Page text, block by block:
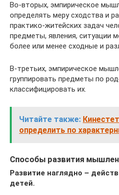
Во-вторых, эмпирическое
определять меру сходства и
практико-житейских задач
предметы, явления, ситуации
более или менее сходные и
В-третьих, эмпирическое
группировать предметы по
классифицировать их.
Читайте также:
определить по
Способы развития
Развитие наглядно –
детей.